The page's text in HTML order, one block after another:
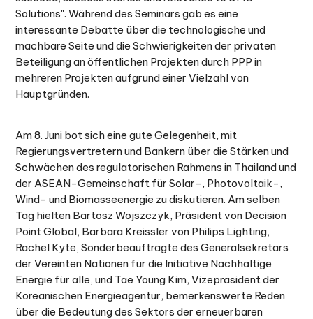
Solutions". Während des Seminars gab es eine
interessante Debatte über die technologische und
machbare Seite und die Schwierigkeiten der privaten
Beteiligung an öffentlichen Projekten durch PPP in
mehreren Projekten aufgrund einer Vielzahl von
Hauptgründen.
Am 8. Juni bot sich eine gute Gelegenheit, mit
Regierungsvertretern und Bankern über die Stärken und
Schwächen des regulatorischen Rahmens in Thailand und
der ASEAN-Gemeinschaft für Solar-, Photovoltaik-,
Wind- und Biomasseenergie zu diskutieren. Am selben
Tag hielten Bartosz Wojszczyk, Präsident von Decision
Point Global, Barbara Kreissler von Philips Lighting,
Rachel Kyte, Sonderbeauftragte des Generalsekretärs
der Vereinten Nationen für die Initiative Nachhaltige
Energie für alle, und Tae Young Kim, Vizepräsident der
Koreanischen Energieagentur, bemerkenswerte Reden
über die Bedeutung des Sektors der erneuerbaren